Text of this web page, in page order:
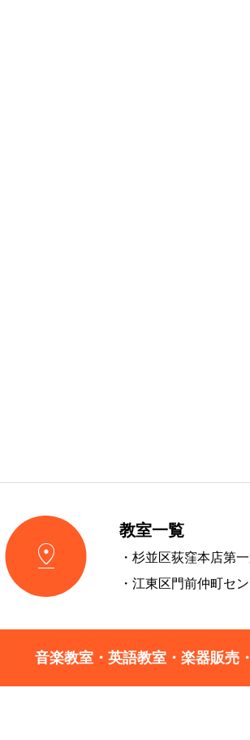

教室一覧
・杉並区荻窪本店第
・江東区門前仲町セ
音楽教室・英語教室・楽器販売